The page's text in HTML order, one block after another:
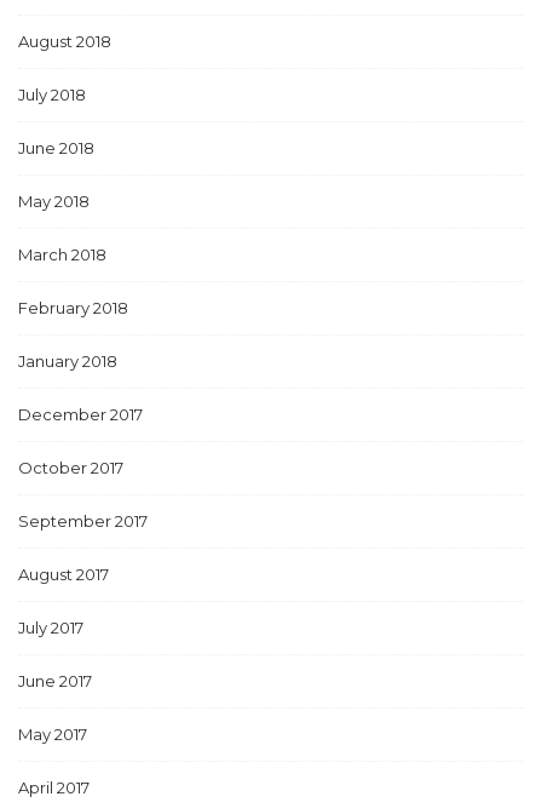
August 2018
July 2018
June 2018
May 2018
March 2018
February 2018
January 2018
December 2017
October 2017
September 2017
August 2017
July 2017
June 2017
May 2017
April 2017